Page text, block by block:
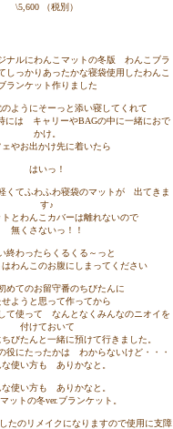
\5,600 （税別）
ジナルにわんこマットの冬版 わんこブラ
っかりあったかな寝袋使用したわんこ
ランケット作りました
ようにそーっと添い寝してくれて
には キャリーやBAGの中に一緒におで
かけ。
ェやお出かけ先に着いたら
はいっ！
くてふわふわ寝袋のマットが 出てきま
す♪
とわんこカバーは離れないので
無くさないっ！！
終わったらくるくる～っと
わんこのお腹にしまってください
てのお留守番のちびたんに
せようと思って作ってから
て使って なんとなくみんなのニオイを
付けておいて
びたんと一緒に預けて行きました。
役にたったかは わからないけど・・・
な使い方も ありかなと。
な使い方も ありかなと。
ットの冬ver.ブランケット。
たのリメイクになりますので使用に支障